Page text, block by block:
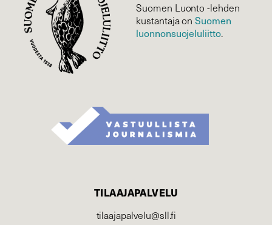
Suomen Luonto -lehden
kustantaja onSuomen
luonnonsuojelu­liitto.
TILAAJAPALVELU
tilaajapalvelu@sll.fi